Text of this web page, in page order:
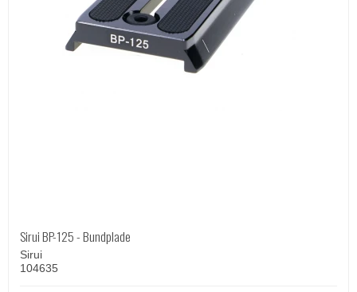
Sirui BP-125 - Bundplade
Sirui
104635